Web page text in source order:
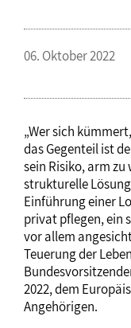
06. Oktober 2022
„Wer sich
das Gegenteil ist
sein Risiko, arm
strukturelle
Einführung einer
privat pflegen, ein
vor allem
Teuerung der
2022, dem
Angehörigen.